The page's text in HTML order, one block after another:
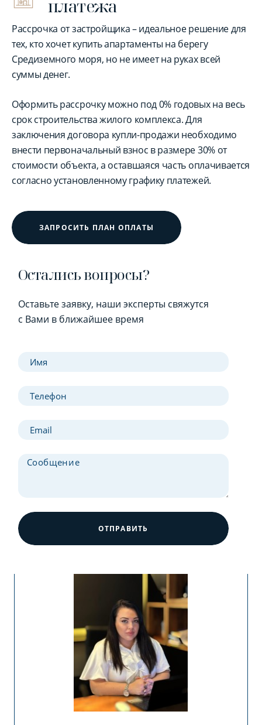
платежа
Рассрочка от застройщика – идеальное решение для
тех, кто хочет купить апартаменты на берегу
Средиземного моря, но не имеет на руках всей
суммы денег.
Оформить рассрочку можно под 0% годовых на весь
срок строительства жилого комплекса. Для
заключения договора купли-продажи необходимо
внести первоначальный взнос в размере 30% от
стоимости объекта, а оставшаяся часть оплачивается
согласно установленному графику платежей.
ЗАПРОСИТЬ ПЛАН ОПЛАТЫ
Остались вопросы?
Оставьте заявку, наши эксперты свяжутся
с Вами в ближайшее время
ОТПРАВИТЬ